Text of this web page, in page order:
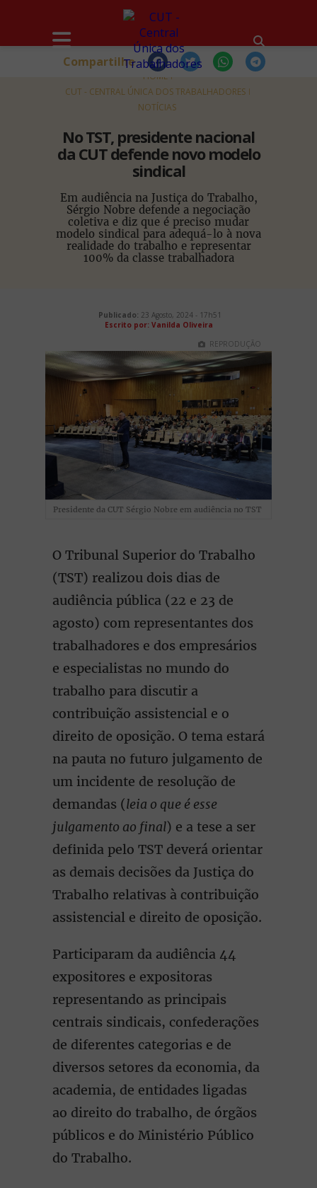
HOME
CUT - CENTRAL ÚNICA DOS TRABALHADORES
NOTÍCIAS
No TST, presidente nacional
da CUT defende novo modelo
sindical
Em audiência na Justiça do Trabalho,
Sérgio Nobre defende a negociação
coletiva e diz que é preciso mudar
modelo sindical para adequá-lo à nova
realidade do trabalho e representar
100% da classe trabalhadora
Compartilhe
Publicado: 23 Agosto, 2024 - 17h51
Escrito por: Vanilda Oliveira
REPRODUÇÃO
Presidente da CUT Sérgio Nobre em audiência no TST
O Tribunal Superior do Trabalho
(TST) realizou dois dias de
audiência pública (22 e 23 de
agosto) com representantes dos
trabalhadores e dos empresários
e especialistas no mundo do
trabalho para discutir a
contribuição assistencial e o
direito de oposição. O tema estará
na pauta no futuro julgamento de
um incidente de resolução de
demandas (leia o que é esse
julgamento ao final) e a tese a ser
definida pelo TST deverá orientar
as demais decisões da Justiça do
Trabalho relativas à contribuição
assistencial e direito de oposição.
Participaram da audiência 44
expositores e expositoras
representando as principais
centrais sindicais, confederações
de diferentes categorias e de
diversos setores da economia, da
academia, de entidades ligadas
ao direito do trabalho, de órgãos
públicos e do Ministério Público
do Trabalho.